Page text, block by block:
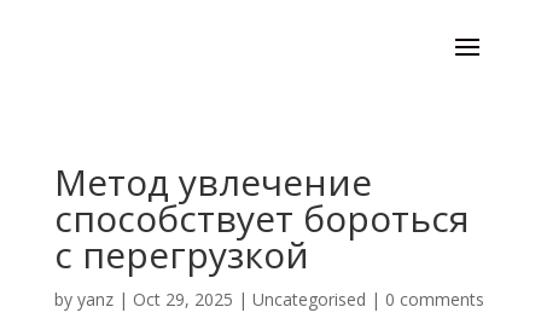
Метод увлечение
способствует бороться
с перегрузкой
by yanz| Oct 29, 2025 | Uncategorised | 0 comments